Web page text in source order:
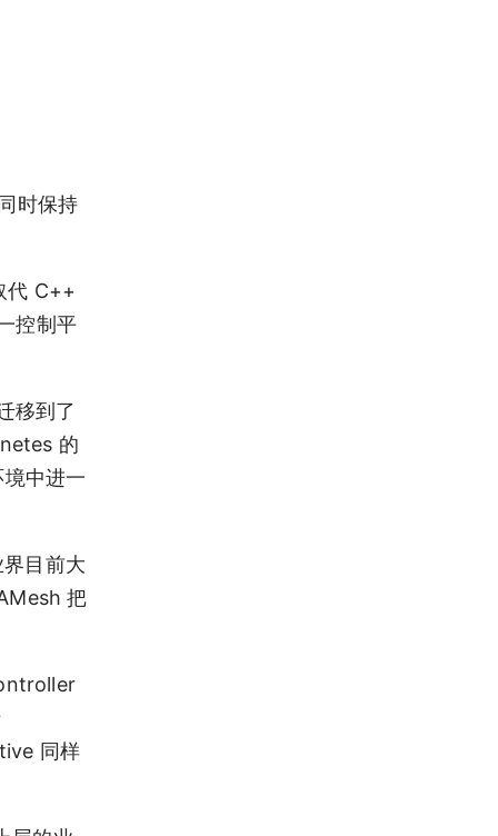
时保持
代 C++
控制平
移到了
的
中进一
目前大
把
同样